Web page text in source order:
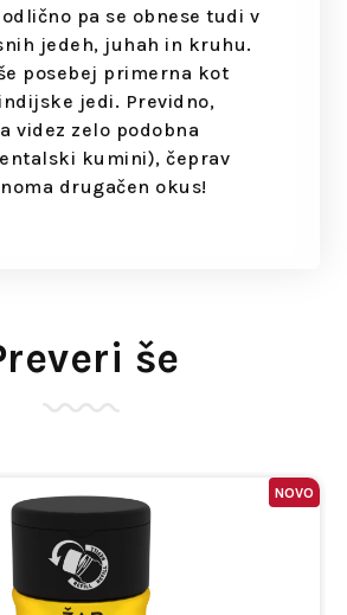
pa se obnese tudi v
jedeh, juhah in kruhu.
posebej primerna kot
jedi. Previdno,
videz zelo podobna
kumini), čeprav
drugačen okus!
še
NOVO